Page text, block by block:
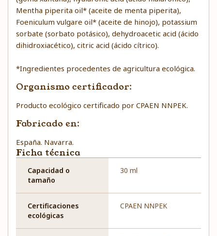
Mentha piperita oil* (aceite de menta piperita),
Foeniculum vulgare oil* (aceite de hinojo), potassium
sorbate (sorbato potásico), dehydroacetic acid (ácido
dihidroxiacético), citric acid (ácido cítrico).
*Ingredientes procedentes de agricultura ecológica.
Organismo certificador:
Producto ecológico certificado por CPAEN NNPEK.
Fabricado en:
España. Navarra.
Ficha técnica
Capacidad o
tamaño
30 ml
Certificaciones
ecológicas
CPAEN NNPEK